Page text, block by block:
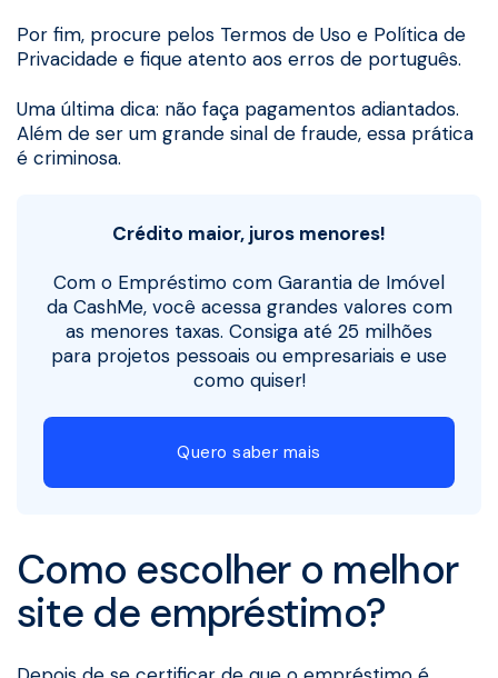
Por fim, procure pelos Termos de Uso e Política de
Privacidade e fique atento aos erros de português.
Uma última dica: não faça pagamentos adiantados.
Além de ser um grande sinal de fraude, essa prática
é criminosa.
Crédito maior, juros menores!
Com o Empréstimo com Garantia de Imóvel
da CashMe, você acessa grandes valores com
as menores taxas. Consiga até 25 milhões
para projetos pessoais ou empresariais e use
como quiser!
Quero saber mais
Como escolher o melhor
site de empréstimo?